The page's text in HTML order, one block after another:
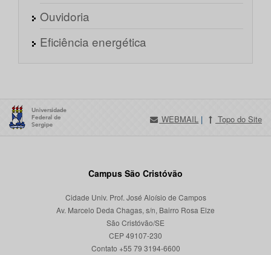
Ouvidoria
Eficiência energética
WEBMAIL | Topo do Site
Campus São Cristóvão
Cidade Univ. Prof. José Aloísio de Campos
Av. Marcelo Deda Chagas, s/n, Bairro Rosa Elze
São Cristóvão/SE
CEP 49107-230